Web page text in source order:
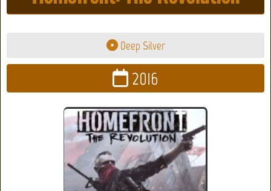
Deep Silver
2016